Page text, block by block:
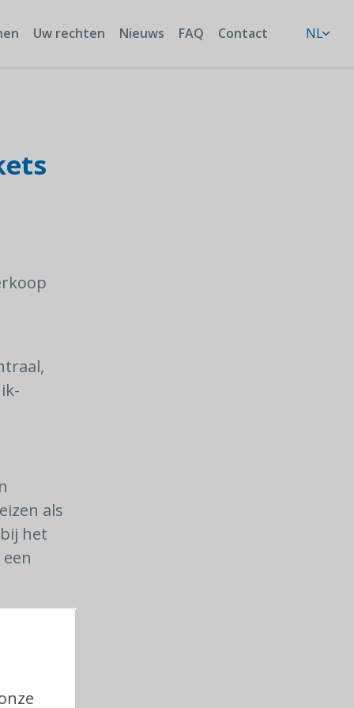
Uw rechten Nieuws FAQ Contact NL
als
het
dat wil